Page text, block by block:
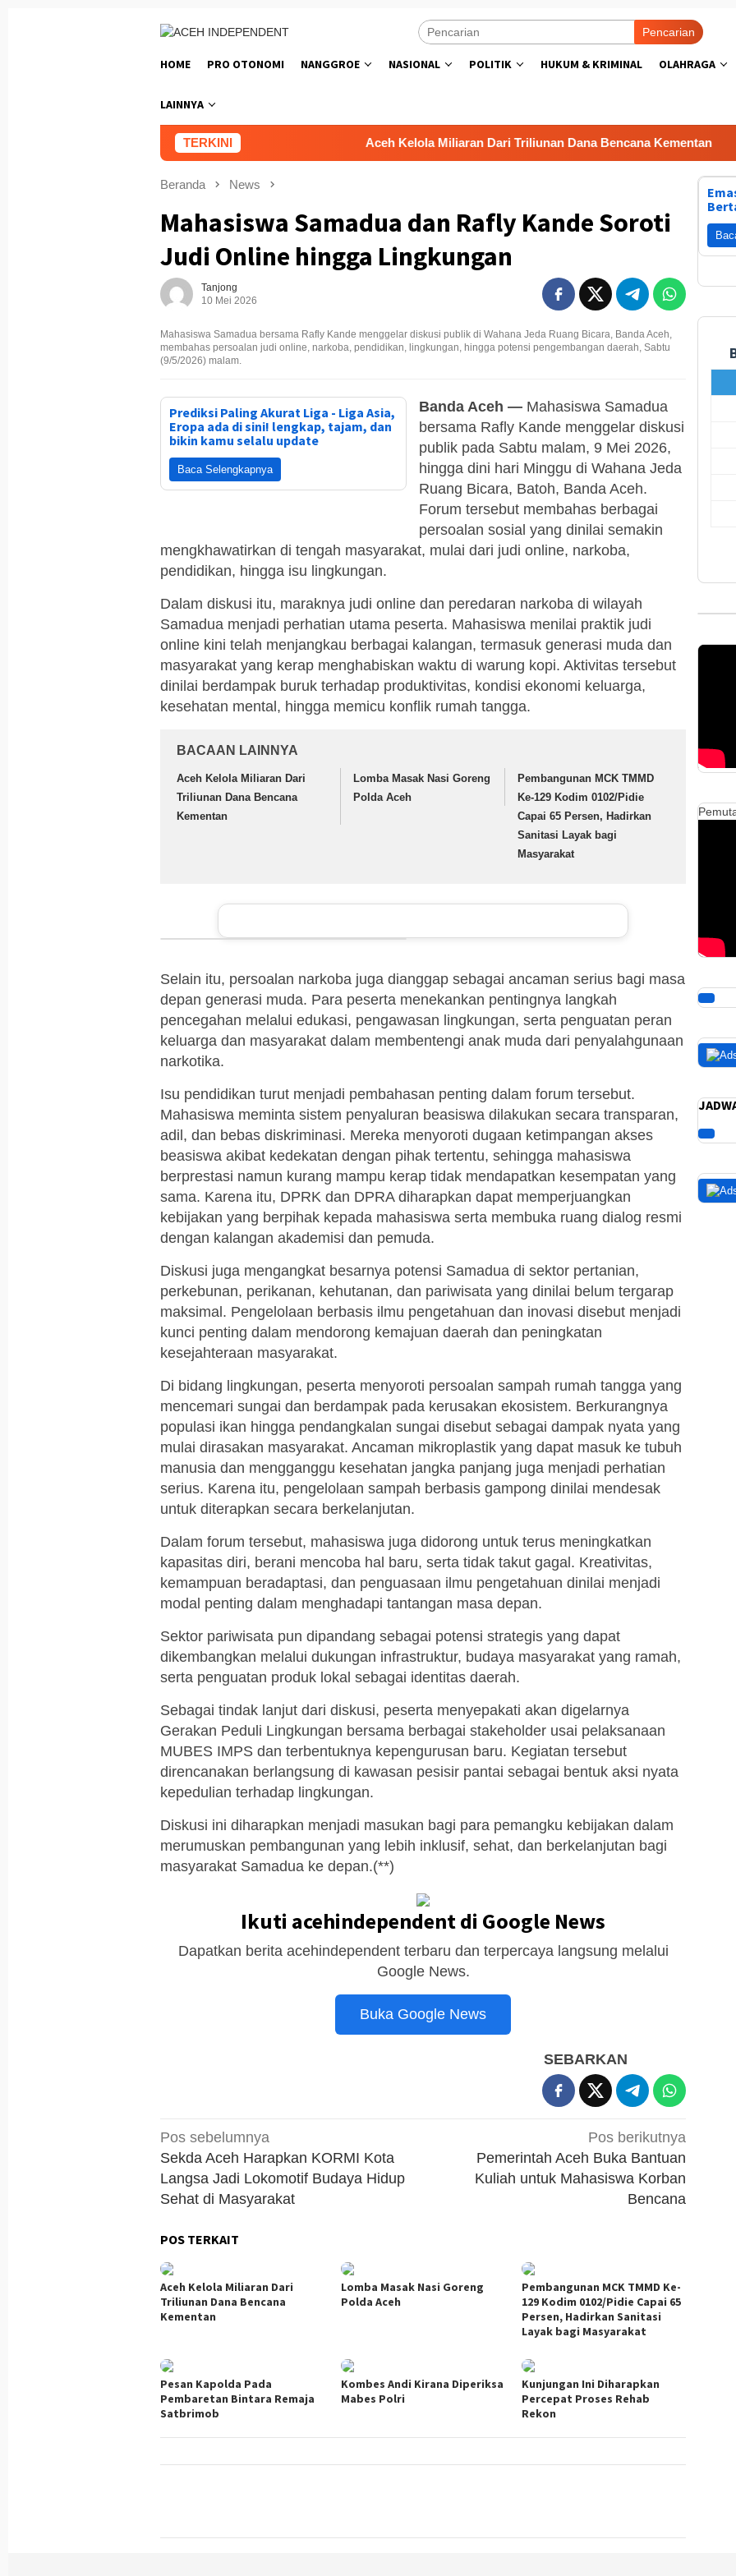
Pencarian
HOME PRO OTONOMI NANGGROE NASIONAL POLITIK HUKUM & KRIMINAL OLAHRAGA
LAINNYA
TERKINI Aceh Kelola Miliaran Dari Triliunan Dana Bencana Kementan
Beranda News
Mahasiswa Samadua dan Rafly Kande Soroti
Judi Online hingga Lingkungan
Tanjong
10 Mei 2026
Mahasiswa Samadua bersama Rafly Kande menggelar diskusi publik di Wahana Jeda Ruang Bicara, Banda Aceh,
membahas persoalan judi online, narkoba, pendidikan, lingkungan, hingga potensi pengembangan daerah, Sabtu
(9/5/2026) malam.
Prediksi Paling Akurat Liga - Liga Asia,
Eropa ada di sini! lengkap, tajam, dan
bikin kamu selalu update
Baca Selengkapnya
Banda Aceh — Mahasiswa Samadua
bersama Rafly Kande menggelar diskusi
publik pada Sabtu malam, 9 Mei 2026,
hingga dini hari Minggu di Wahana Jeda
Ruang Bicara, Batoh, Banda Aceh.
Forum tersebut membahas berbagai
persoalan sosial yang dinilai semakin
mengkhawatirkan di tengah masyarakat, mulai dari judi online, narkoba,
pendidikan, hingga isu lingkungan.
Dalam diskusi itu, maraknya judi online dan peredaran narkoba di wilayah
Samadua menjadi perhatian utama peserta. Mahasiswa menilai praktik judi
online kini telah menjangkau berbagai kalangan, termasuk generasi muda dan
masyarakat yang kerap menghabiskan waktu di warung kopi. Aktivitas tersebut
dinilai berdampak buruk terhadap produktivitas, kondisi ekonomi keluarga,
kesehatan mental, hingga memicu konflik rumah tangga.
BACAAN LAINNYA
Aceh Kelola Miliaran Dari
Triliunan Dana Bencana
Kementan
Lomba Masak Nasi Goreng
Polda Aceh
Pembangunan MCK TMMD
Ke-129 Kodim 0102/Pidie
Capai 65 Persen, Hadirkan
Sanitasi Layak bagi
Masyarakat
Selain itu, persoalan narkoba juga dianggap sebagai ancaman serius bagi masa
depan generasi muda. Para peserta menekankan pentingnya langkah
pencegahan melalui edukasi, pengawasan lingkungan, serta penguatan peran
keluarga dan masyarakat dalam membentengi anak muda dari penyalahgunaan
narkotika.
Isu pendidikan turut menjadi pembahasan penting dalam forum tersebut.
Mahasiswa meminta sistem penyaluran beasiswa dilakukan secara transparan,
adil, dan bebas diskriminasi. Mereka menyoroti dugaan ketimpangan akses
beasiswa akibat kedekatan dengan pihak tertentu, sehingga mahasiswa
berprestasi namun kurang mampu kerap tidak mendapatkan kesempatan yang
sama. Karena itu, DPRK dan DPRA diharapkan dapat memperjuangkan
kebijakan yang berpihak kepada mahasiswa serta membuka ruang dialog resmi
dengan kalangan akademisi dan pemuda.
Diskusi juga mengangkat besarnya potensi Samadua di sektor pertanian,
perkebunan, perikanan, kehutanan, dan pariwisata yang dinilai belum tergarap
maksimal. Pengelolaan berbasis ilmu pengetahuan dan inovasi disebut menjadi
kunci penting dalam mendorong kemajuan daerah dan peningkatan
kesejahteraan masyarakat.
Di bidang lingkungan, peserta menyoroti persoalan sampah rumah tangga yang
mencemari sungai dan berdampak pada kerusakan ekosistem. Berkurangnya
populasi ikan hingga pendangkalan sungai disebut sebagai dampak nyata yang
mulai dirasakan masyarakat. Ancaman mikroplastik yang dapat masuk ke tubuh
manusia dan mengganggu kesehatan jangka panjang juga menjadi perhatian
serius. Karena itu, pengelolaan sampah berbasis gampong dinilai mendesak
untuk diterapkan secara berkelanjutan.
Dalam forum tersebut, mahasiswa juga didorong untuk terus meningkatkan
kapasitas diri, berani mencoba hal baru, serta tidak takut gagal. Kreativitas,
kemampuan beradaptasi, dan penguasaan ilmu pengetahuan dinilai menjadi
modal penting dalam menghadapi tantangan masa depan.
Sektor pariwisata pun dipandang sebagai potensi strategis yang dapat
dikembangkan melalui dukungan infrastruktur, budaya masyarakat yang ramah,
serta penguatan produk lokal sebagai identitas daerah.
Sebagai tindak lanjut dari diskusi, peserta menyepakati akan digelarnya
Gerakan Peduli Lingkungan bersama berbagai stakeholder usai pelaksanaan
MUBES IMPS dan terbentuknya kepengurusan baru. Kegiatan tersebut
direncanakan berlangsung di kawasan pesisir pantai sebagai bentuk aksi nyata
kepedulian terhadap lingkungan.
Diskusi ini diharapkan menjadi masukan bagi para pemangku kebijakan dalam
merumuskan pembangunan yang lebih inklusif, sehat, dan berkelanjutan bagi
masyarakat Samadua ke depan.(**)
Ikuti acehindependent di Google News
Dapatkan berita acehindependent terbaru dan terpercaya langsung melalui
Google News.
Buka Google News
SEBARKAN
Navigasi
pos
Pos sebelumnya
Sekda Aceh Harapkan KORMI Kota
Langsa Jadi Lokomotif Budaya Hidup
Sehat di Masyarakat
Pos berikutnya
Pemerintah Aceh Buka Bantuan
Kuliah untuk Mahasiswa Korban
Bencana
POS TERKAIT
Aceh Kelola Miliaran Dari
Triliunan Dana Bencana
Kementan
Lomba Masak Nasi Goreng
Polda Aceh
Pembangunan MCK TMMD Ke-
129 Kodim 0102/Pidie Capai 65
Persen, Hadirkan Sanitasi
Layak bagi Masyarakat
Pesan Kapolda Pada
Pembaretan Bintara Remaja
Satbrimob
Kombes Andi Kirana Diperiksa
Mabes Polri
Kunjungan Ini Diharapkan
Percepat Proses Rehab
Rekon
00:00
00:00